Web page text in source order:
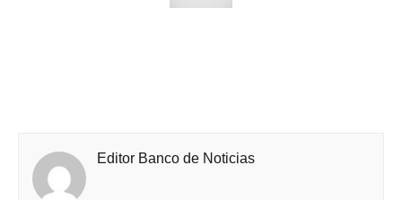
Editor Banco de Noticias